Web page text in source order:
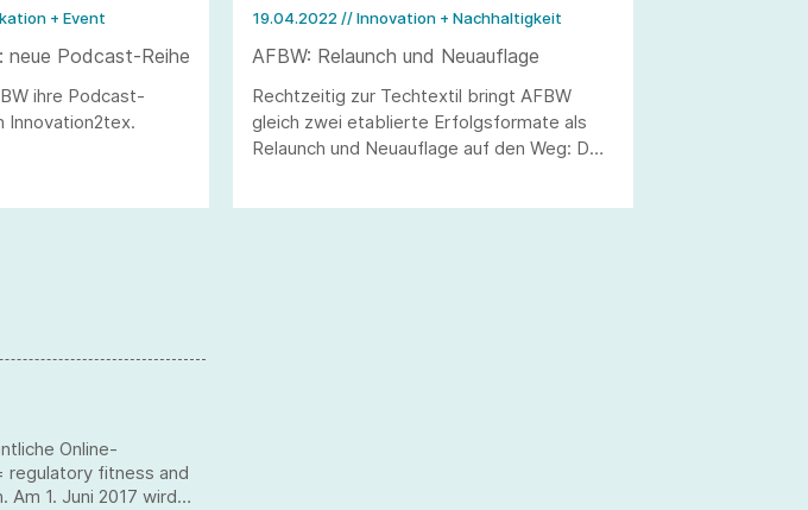
+ Event
neue Podcast-Reihe
ihre Podcast-
Innovation2tex.
19.04.2022// Innovation + Nachhaltigkeit
AFBW: Relaunch und Neuauflage
Rechtzeitig zur Techtextil bringt AFBW
gleich zwei etablierte Erfolgsformate als
Relaunch und Neuauflage auf den Weg: Der
Online-
regulatory fitness and
Am 1. Juni 2017 wird